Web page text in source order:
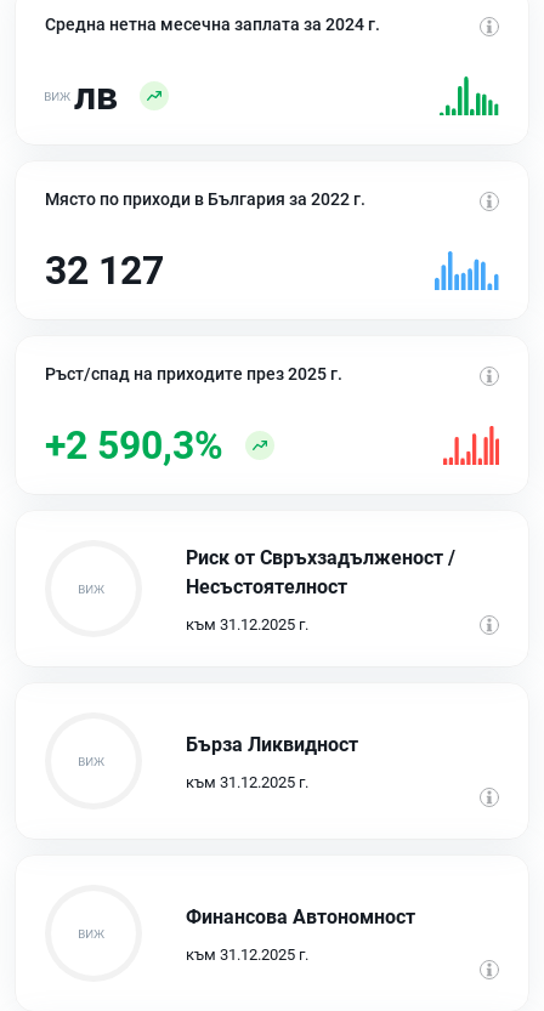
Средна нетна месечна заплата за 2024 г.
лв
Място по приходи в България за 2022 г.
32 127
Ръст/спад на приходите през 2025 г.
+2 590,3%
Риск от Свръхзадълженост /
Несъстоятелност
към 31.12.2025 г.
Бърза Ликвидност
към 31.12.2025 г.
Финансова Автономност
към 31.12.2025 г.